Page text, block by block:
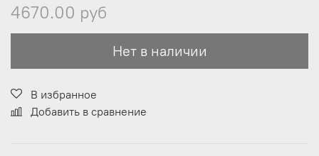
4670.00 руб
Нет в наличии
В избранное
Добавить в сравнение